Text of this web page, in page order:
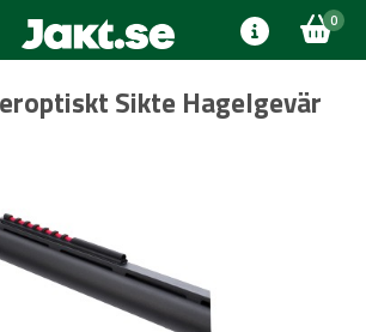
0
Sikte Hagelgevär